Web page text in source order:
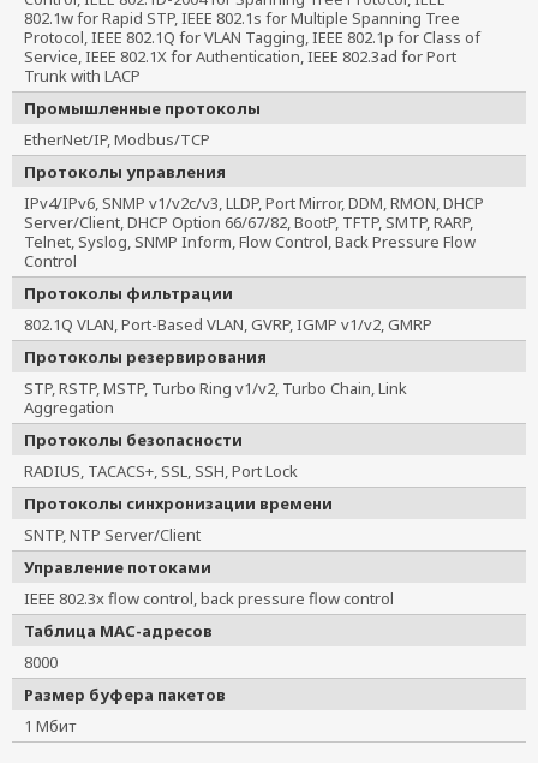
802.1w for Rapid STP, IEEE 802.1s for Multiple Spanning Tree
Protocol, IEEE 802.1Q for VLAN Tagging, IEEE 802.1p for Class of
Service, IEEE 802.1X for Authentication, IEEE 802.3ad for Port
Trunk with LACP
Промышленные протоколы
EtherNet/IP, Modbus/TCP
Протоколы управления
IPv4/IPv6, SNMP v1/v2c/v3, LLDP, Port Mirror, DDM, RMON, DHCP
Server/Client, DHCP Option 66/67/82, BootP, TFTP, SMTP, RARP,
Telnet, Syslog, SNMP Inform, Flow Control, Back Pressure Flow
Control
Протоколы фильтрации
802.1Q VLAN, Port-Based VLAN, GVRP, IGMP v1/v2, GMRP
Протоколы резервирования
STP, RSTP, MSTP, Turbo Ring v1/v2, Turbo Chain, Link
Aggregation
Протоколы безопасности
RADIUS, TACACS+, SSL, SSH, Port Lock
Протоколы синхронизации времени
SNTP, NTP Server/Client
Управление потоками
IEEE 802.3x flow control, back pressure flow control
Таблица MAC-адресов
8000
Размер буфера пакетов
1 Мбит